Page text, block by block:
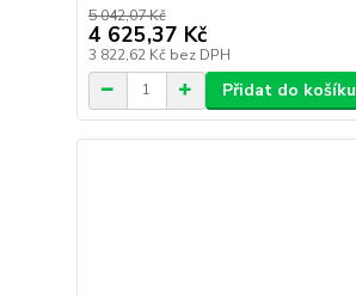
5 042,07 Kč
4 625,37 Kč
3 822,62 Kč bez DPH
Přidat do košíku